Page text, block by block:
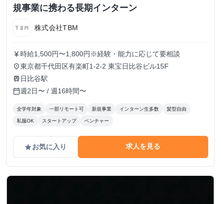
規事業に携わる長期インターン
株式会社TBM
currency_yen 時給1,500円〜1,800円※経験・能力に応じて要相談
place東京都千代田区有楽町1-2-2 東宝日比谷ビル15F
train 日比谷駅
calendar_today週2日〜 / 週16時間〜
全学年対象 一部リモート可 新規事業 インターン生多数 髪型自由
私服OK スタートアップ ベンチャー
gradeお気に入り 求人を見る